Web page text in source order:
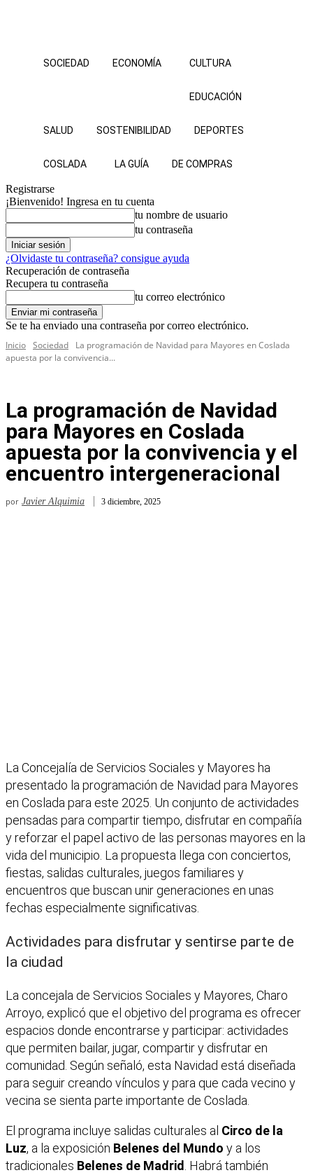
SOCIEDAD ECONOMÍA CULTURA
EDUCACIÓN
SALUD SOSTENIBILIDAD DEPORTES
COSLADA LA GUÍA DE COMPRAS
Registrarse
¡Bienvenido! Ingresa en tu cuenta
tu nombre de usuario
tu contraseña
¿Olvidaste tu contraseña? consigue ayuda
Recuperación de contraseña
Recupera tu contraseña
tu correo electrónico
Se te ha enviado una contraseña por correo electrónico.
Inicio Sociedad
La programación de Navidad para Mayores en Coslada
apuesta por la convivencia...
La programación de Navidad
para Mayores en Coslada
apuesta por la convivencia y el
encuentro intergeneracional
por Javier Alquimia 3 diciembre, 2025
La Concejalía de Servicios Sociales y Mayores ha
presentado la programación de Navidad para Mayores
en Coslada para este 2025. Un conjunto de actividades
pensadas para compartir tiempo, disfrutar en compañía
y reforzar el papel activo de las personas mayores en la
vida del municipio. La propuesta llega con conciertos,
fiestas, salidas culturales, juegos familiares y
encuentros que buscan unir generaciones en unas
fechas especialmente significativas.
Actividades para disfrutar y sentirse parte de
la ciudad
La concejala de Servicios Sociales y Mayores, Charo
Arroyo, explicó que el objetivo del programa es ofrecer
espacios donde encontrarse y participar: actividades
que permiten bailar, jugar, compartir y disfrutar en
comunidad. Según señaló, esta Navidad está diseñada
para seguir creando vínculos y para que cada vecino y
vecina se sienta parte importante de Coslada.
El programa incluye salidas culturales al Circo de la
Luz, a la exposición Belenes del Mundo y a los
tradicionales Belenes de Madrid. Habrá también